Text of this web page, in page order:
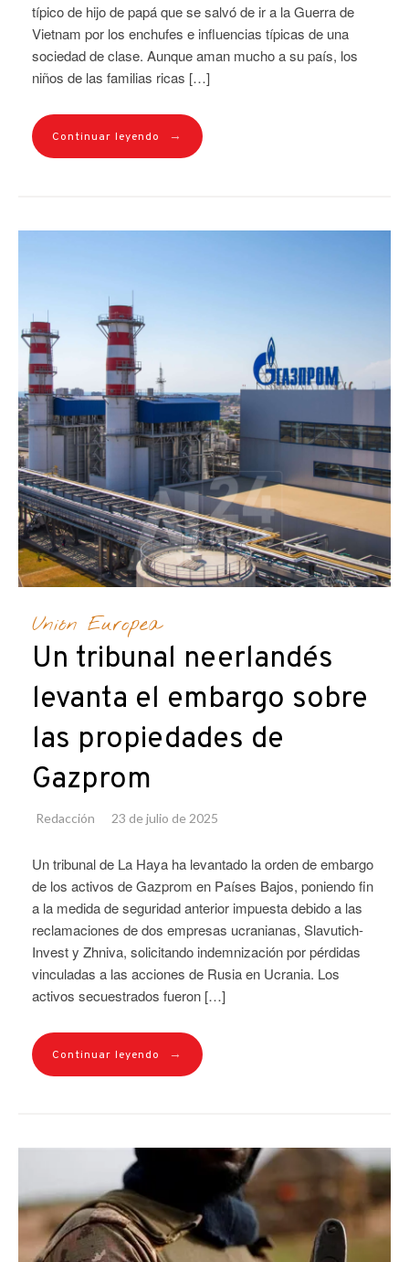
típico de hijo de papá que se salvó de ir a la Guerra de
Vietnam por los enchufes e influencias típicas de una
sociedad de clase. Aunque aman mucho a su país, los
niños de las familias ricas […]
Continuar leyendo →
Unión Europea
Un tribunal neerlandés
levanta el embargo sobre
las propiedades de
Gazprom
Redacción 23 de julio de 2025
Un tribunal de La Haya ha levantado la orden de embargo
de los activos de Gazprom en Países Bajos, poniendo fin
a la medida de seguridad anterior impuesta debido a las
reclamaciones de dos empresas ucranianas, Slavutich-
Invest y Zhniva, solicitando indemnización por pérdidas
vinculadas a las acciones de Rusia en Ucrania. Los
activos secuestrados fueron […]
Continuar leyendo →